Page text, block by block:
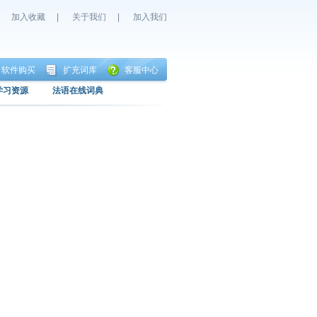
加入收藏 关于我们 加入我们
软件购买 扩充词库 客服中心
习资源 法语在线词典